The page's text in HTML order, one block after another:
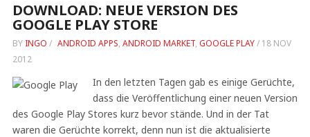
DOWNLOAD: NEUE VERSION DES
GOOGLE PLAY STORE
BY INGO / ANDROID APPS, ANDROID MARKET, GOOGLE PLAY/ 18 NOV
2012
In den letzten Tagen gab es einige Gerüchte,
dass die Veröffentlichung einer neuen Version
des Google Play Stores kurz bevor stände. Und in der Tat
waren die Gerüchte korrekt, denn nun ist die aktualisierte